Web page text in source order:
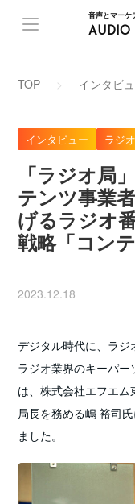
音声とマーケ
AUDIO
TOP インタビ
インタビュー ラジオ
「ラジオ局
テンツ事業
げるラジオ
戦略「コン
2023.12.18
デジタル時代に、ラジ
ラジオ業界のキーパ
は、株式会社エフエ
局長を務める嶋 裕司
ました。